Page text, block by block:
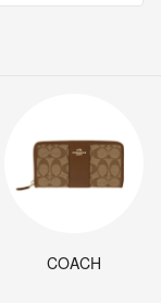
COACH